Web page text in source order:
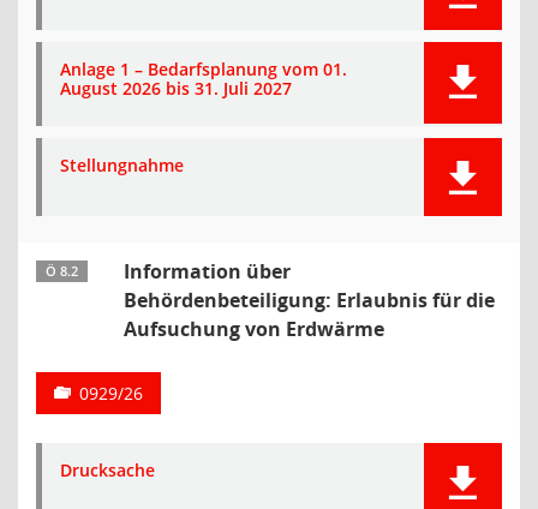
Anlage 1 – Bedarfsplanung vom 01.
August 2026 bis 31. Juli 2027
Stellungnahme
Ö 8.2
Information über
Behördenbeteiligung: Erlaubnis für die
Aufsuchung von Erdwärme
0929/26
Drucksache